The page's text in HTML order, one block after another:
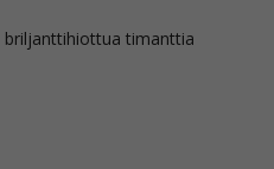
briljanttihiottua timanttia